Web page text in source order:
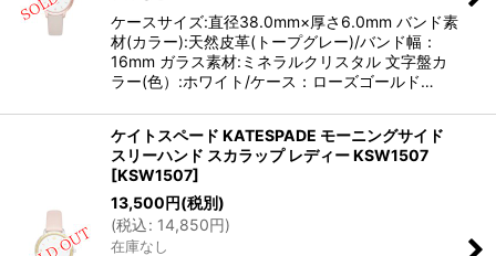
ケースサイズ:直径38.0mm×厚さ6.0mm バンド素
材(カラー):天然皮革(トープグレー)/バンド幅：
16mm ガラス素材:ミネラルクリスタル 文字盤カ
ラー(色）:ホワイト/ケース：ローズゴールド…
ケイトスペード KATESPADE モーニングサイド
スリーハンド スカラップ レディー KSW1507
[KSW1507]
13,500円(税別)
(税込: 14,850円)
在庫なし